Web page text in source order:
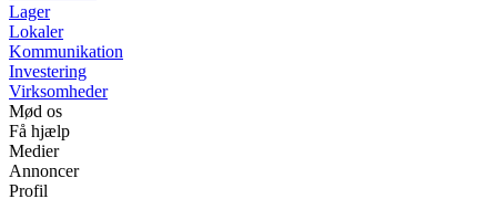
Lager
Lokaler
Kommunikation
Investering
Virksomheder
Mød os
Få hjælp
Medier
Annoncer
Profil